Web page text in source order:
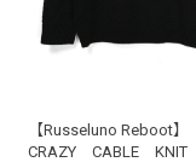
【Russeluno Reboot】
CRAZY CABLE KNIT